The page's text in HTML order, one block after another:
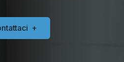
ntattaci +